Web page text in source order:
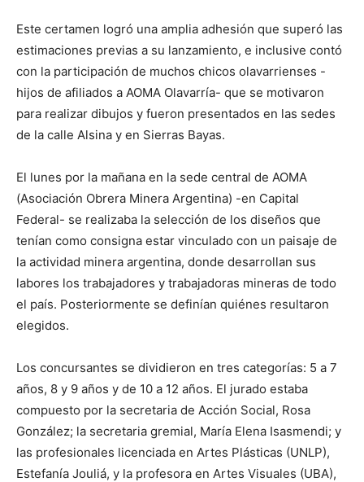
Este certamen logró una amplia adhesión que superó las
estimaciones previas a su lanzamiento, e inclusive contó
con la participación de muchos chicos olavarrienses -
hijos de afiliados a AOMA Olavarría- que se motivaron
para realizar dibujos y fueron presentados en las sedes
de la calle Alsina y en Sierras Bayas.
El lunes por la mañana en la sede central de AOMA
(Asociación Obrera Minera Argentina) -en Capital
Federal- se realizaba la selección de los diseños que
tenían como consigna estar vinculado con un paisaje de
la actividad minera argentina, donde desarrollan sus
labores los trabajadores y trabajadoras mineras de todo
el país. Posteriormente se definían quiénes resultaron
elegidos.
Los concursantes se dividieron en tres categorías: 5 a 7
años, 8 y 9 años y de 10 a 12 años. El jurado estaba
compuesto por la secretaria de Acción Social, Rosa
González; la secretaria gremial, María Elena Isasmendi; y
las profesionales licenciada en Artes Plásticas (UNLP),
Estefanía Jouliá, y la profesora en Artes Visuales (UBA),